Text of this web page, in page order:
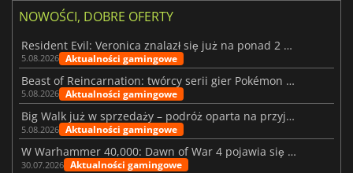
NOWOŚCI, DOBRE OFERTY
Resident Evil: Veronica znalazł się już na ponad 2 milionach list życzeń
5.08.2026 Aktualności gamingowe
Beast of Reincarnation: twórcy serii gier Pokémon wkraczają na nową ścieżkę
5.08.2026 Aktualności gamingowe
Big Walk już w sprzedaży – podróż oparta na przyjaźni
5.08.2026 Aktualności gamingowe
W Warhammer 40,000: Dawn of War 4 pojawia się frakcja Nekronów
30.07.2026 Aktualności gamingowe